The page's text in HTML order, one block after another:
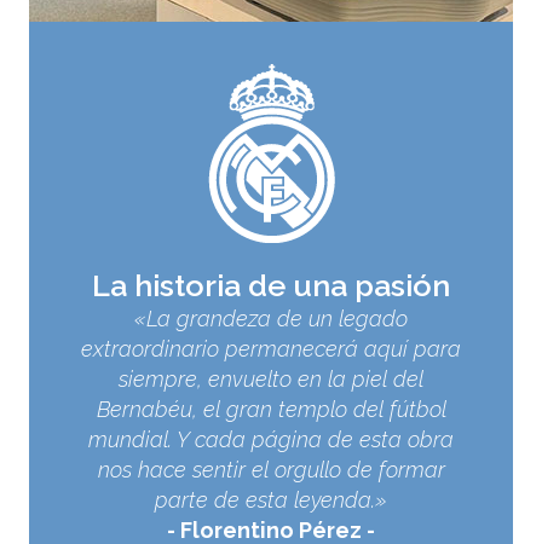
La historia de una pasión
«La grandeza de un legado
extraordinario permanecerá aquí para
siempre, envuelto en la piel del
Bernabéu, el gran templo del fútbol
mundial. Y cada página de esta obra
nos hace sentir el orgullo de formar
parte de esta leyenda.»
Florentino Pérez